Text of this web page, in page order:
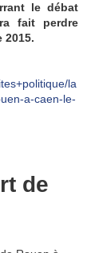
le débat
fait perdre
2015.
la
a-caen-le-
de